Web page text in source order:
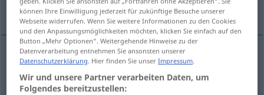
auðmýkja
auðmýkja demütigen
können Ihre Einwilligung jederzeit für zukünftige Besuche unserer
Webseite widerrufen. Wenn Sie weitere Informationen zu den Cookies
und den Anpassungsmöglichkeiten möchten, klicken Sie einfach auf den
Button „Mehr Optionen“. Weitergehende Hinweise zu der
Datenverarbeitung entnehmen Sie ansonsten unserer
Datenschutzerklärung. Hier finden Sie unserImpressum.
Wir und unsere Partner verarbeiten Daten, um
Folgendes bereitzustellen: